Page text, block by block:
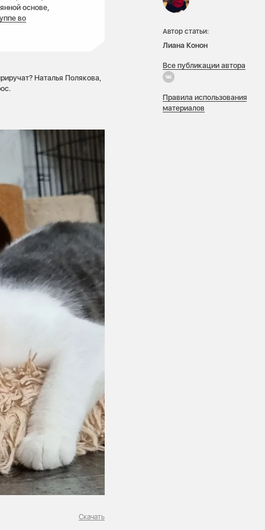
основе,
во
Наталья Полякова,
Скачать
Автор статьи:
Лиана Конон
Все публикации автора
Правила использования
материалов